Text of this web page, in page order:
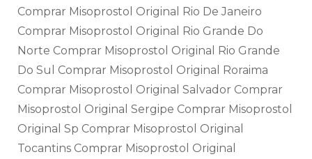
Comprar Misoprostol Original Rio De Janeiro
Comprar Misoprostol Original Rio Grande Do
Norte Comprar Misoprostol Original Rio Grande
Do Sul Comprar Misoprostol Original Roraima
Comprar Misoprostol Original Salvador Comprar
Misoprostol Original Sergipe Comprar Misoprostol
Original Sp Comprar Misoprostol Original
Tocantins Comprar Misoprostol Original